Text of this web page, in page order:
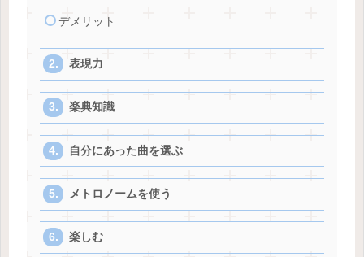
デメリット
表現力
楽典知識
自分にあった曲を選ぶ
メトロノームを使う
楽しむ